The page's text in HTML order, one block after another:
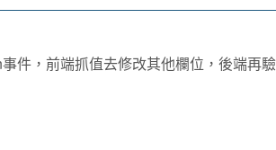
件，前端抓值去修改其他欄位，後端再